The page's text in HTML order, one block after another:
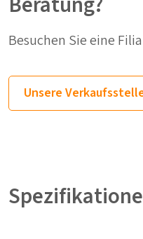
Besuchen Sie eine
Unsere